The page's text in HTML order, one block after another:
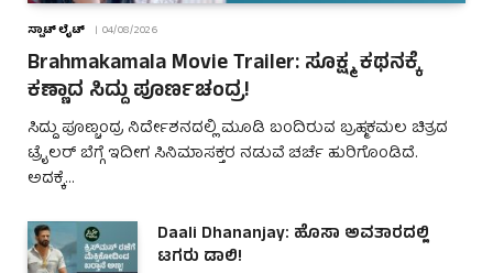
ಸ್ಪಾಟ್ ಲೈಟ್ 04/08/2026
Brahmakamala Movie Trailer: ಸೂಕ್ಷ್ಮ ಕಥನಕ್ಕೆ
ಕಣ್ಣಾದ ಸಿದ್ದು ಪೂರ್ಣಚಂದ್ರ!
ಸಿದ್ದು ಪೂಣ್ಚಂದ್ರ ನಿರ್ದೇಶನದಲ್ಲಿ ಮೂಡಿ ಬಂದಿರುವ ಬ್ರಹ್ಮಕಮಲ ಚಿತ್ರದ
ಟ್ರೈಲರ್ ಬೆಗ್ಗೆ ಇದೀಗ ಸಿನಿಮಾಸಕ್ತರ ನಡುವೆ ಚರ್ಚೆ ಹುರಿಗೊಂಡಿದೆ.
ಅದಕ್ಕೆ…
Daali Dhananjay: ಹೊಸಾ ಅವತಾರದಲ್ಲಿ
ಟಗರು ಡಾಲಿ!